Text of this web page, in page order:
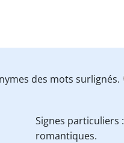
des mots surlignés.
Signes particuliers :
romantiques.